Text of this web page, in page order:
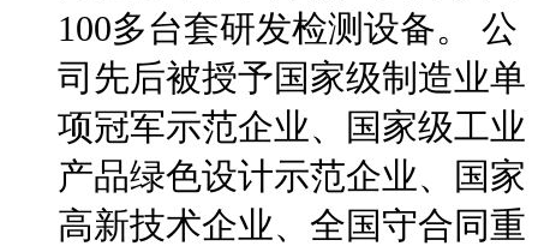
100多台套研发检测设备。 公
司先后被授予国家级制造业单
项冠军示范企业、国家级工业
产品绿色设计示范企业、国家
高新技术企业、全国守合同重